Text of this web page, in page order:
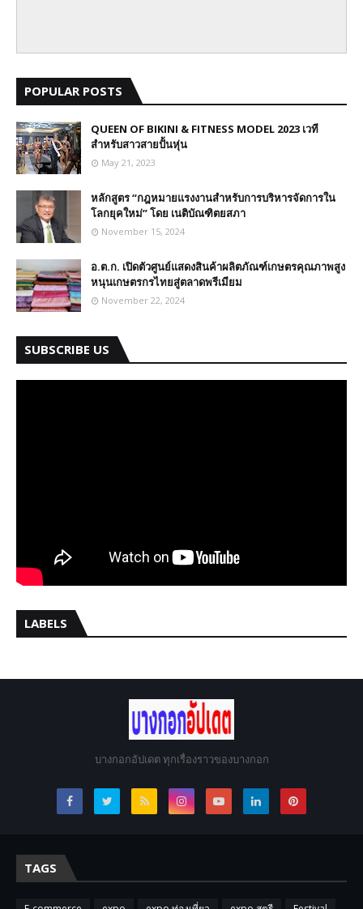
POPULAR POSTS
QUEEN OF BIKINI & FITNESS MODEL 2023 เวที
สำหรับสาวสายปั้นหุ่น
May 21, 2023
หลักสูตร “กฎหมายแรงงานสำหรับการบริหารจัดการใน
โลกยุคใหม่” โดย เนติบัณฑิตยสภา
November 15, 2024
อ.ต.ก. เปิดตัวศูนย์แสดงสินค้าผลิตภัณฑ์เกษตรคุณภาพสูง
หนุนเกษตรกรไทยสู่ตลาดพรีเมียม
November 22, 2024
SUBSCRIBE US
LABELS
บางกอกอัปเดต ทุกเรื่องราวของบางกอก
TAGS